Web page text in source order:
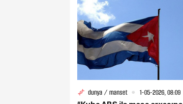
dunya / manset
1-05-2026, 08:09